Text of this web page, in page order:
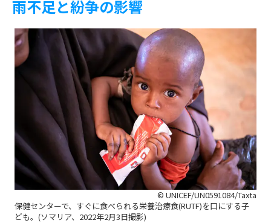
雨不足と紛争の影響
© UNICEF/UN0591084/Taxta
保健センターで、すぐに食べられる栄養治療食(RUTF)を口にする子
ども。(ソマリア、2022年2月3日撮影)